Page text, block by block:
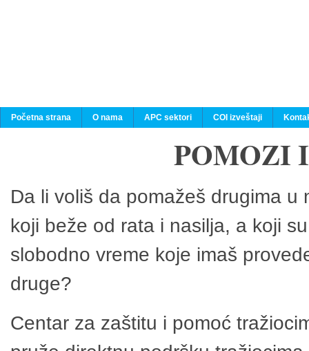
Početna strana O nama APC sektori COI izveštaji
POMOZI
Da li voliš da pomažeš drugima
koji beže od rata i nasilja, a koji
slobodno vreme koje imaš
druge?
Centar za zaštitu i pomoć